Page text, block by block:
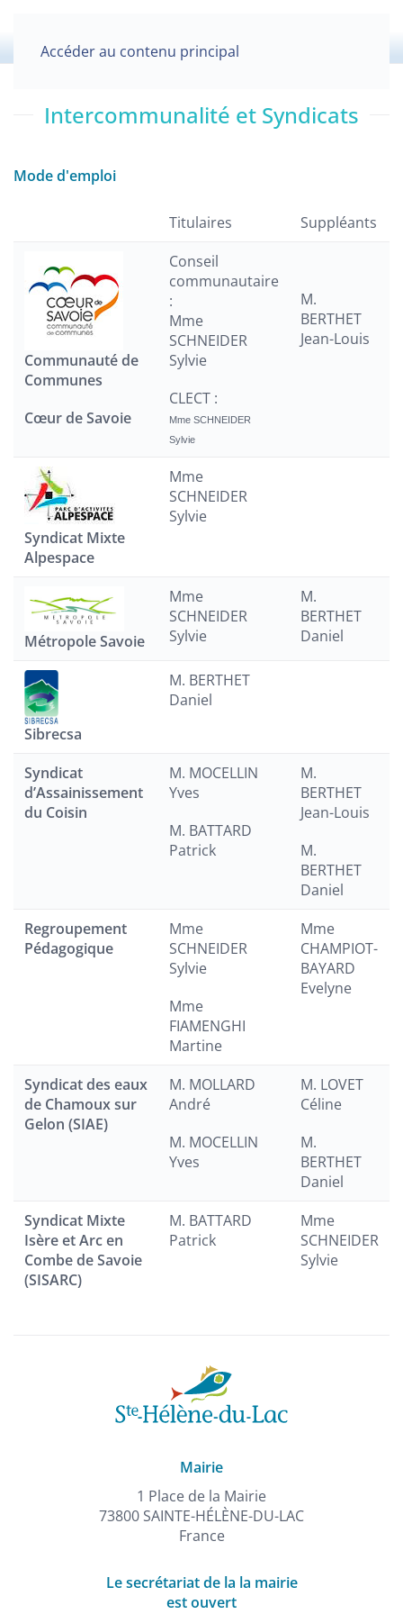
Accéder au contenu principal
Intercommunalité et Syndicats
Mode d'emploi
Titulaires Suppléants
Communauté de
Communes
Cœur de Savoie
Conseil
communautaire
:
Mme
SCHNEIDER
Sylvie
CLECT :
Mme SCHNEIDER
Sylvie
M.
BERTHET
Jean-Louis
Syndicat Mixte
Alpespace
Mme
SCHNEIDER
Sylvie
Métropole Savoie
Mme
SCHNEIDER
Sylvie
M.
BERTHET
Daniel
Sibrecsa
M. BERTHET
Daniel
Syndicat
d’Assainissement
du Coisin
M. MOCELLIN
Yves
M. BATTARD
Patrick
M.
BERTHET
Jean-Louis
M.
BERTHET
Daniel
Regroupement
Pédagogique
Mme
SCHNEIDER
Sylvie
Mme
FIAMENGHI
Martine
Mme
CHAMPIOT-
BAYARD
Evelyne
Syndicat des eaux
de Chamoux sur
Gelon (SIAE)
M. MOLLARD
André
M. MOCELLIN
Yves
M. LOVET
Céline
M.
BERTHET
Daniel
Syndicat Mixte
Isère et Arc en
Combe de Savoie
(SISARC)
M. BATTARD
Patrick
Mme
SCHNEIDER
Sylvie
Mairie
1 Place de la Mairie
73800 SAINTE-HÉLÈNE-DU-LAC
France
Le secrétariat de la la mairie
est ouvert